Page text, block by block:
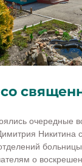
со
очередные
Никитина
о